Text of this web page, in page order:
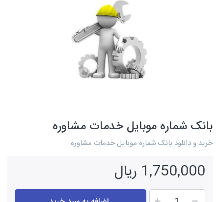
بانک شماره موبایل خدمات مشاوره
خرید و دانلود بانک شماره موبایل خدمات مشاوره
1,750,000 ریال